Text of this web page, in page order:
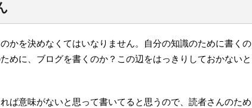
かを決めなくてはいなりません。自分の知識のために書くの
めに、ブログを書くのか？この辺をはっきりしておかないと
ば意味がないと思って書いてると思うので、読者さんのため